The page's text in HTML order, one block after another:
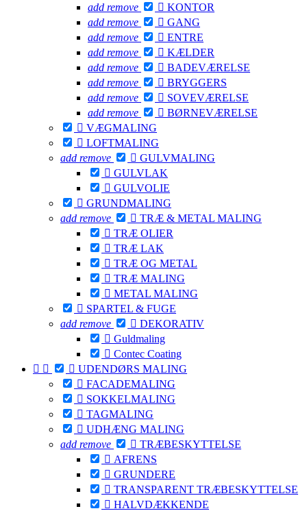
add remove  KONTOR
add remove  GANG
add remove  ENTRE
add remove  KÆLDER
add remove  BADEVÆRELSE
add remove  BRYGGERS
add remove  SOVEVÆRELSE
add remove  BØRNEVÆRELSE
 VÆGMALING
 LOFTMALING
add remove  GULVMALING
 GULVLAK
 GULVOLIE
 GRUNDMALING
add remove  TRÆ & METAL MALING
 TRÆ OLIER
 TRÆ LAK
 TRÆ OG METAL
 TRÆ MALING
 METAL MALING
 SPARTEL & FUGE
add remove  DEKORATIV
 Guldmaling
 Contec Coating
   UDENDØRS MALING
 FACADEMALING
 SOKKELMALING
 TAGMALING
 UDHÆNG MALING
add remove  TRÆBESKYTTELSE
 AFRENS
 GRUNDERE
 TRANSPARENT TRÆBESKYTTELSE
 HALVDÆKKENDE